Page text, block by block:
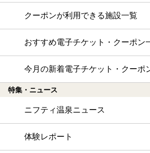
クーポンが利用できる施設一覧
おすすめ電子チケット・クーポン
今月の新着電子チケット・クーポ
特集・ニュース
ニフティ温泉ニュース
体験レポート